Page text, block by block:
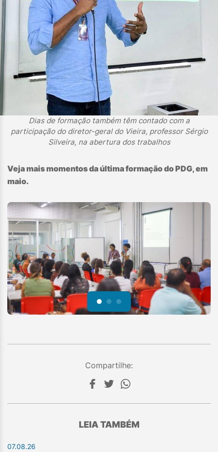
Dias de formação também têm contado com a
participação do diretor-geral do Vieira, professor Sérgio
Silveira, na abertura dos trabalhos
Veja mais momentos da última formação do PDG, em
maio.
Compartilhe:
LEIA TAMBÉM
07.08.26